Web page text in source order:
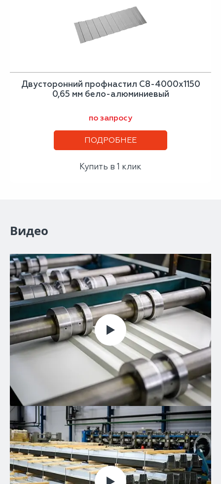
Двусторонний профнастил С8-4000х1150
0,65 мм бело-алюминиевый
по запросу
ПОДРОБНЕЕ
Купить в 1 клик
Видео